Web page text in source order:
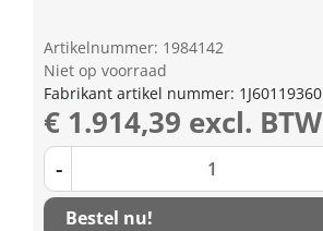
Artikelnummer: 1984142
Niet op voorraad
Fabrikant artikel nummer: 1J60119360
€ 1.914,39 excl. BTW
-
Bestel nu!